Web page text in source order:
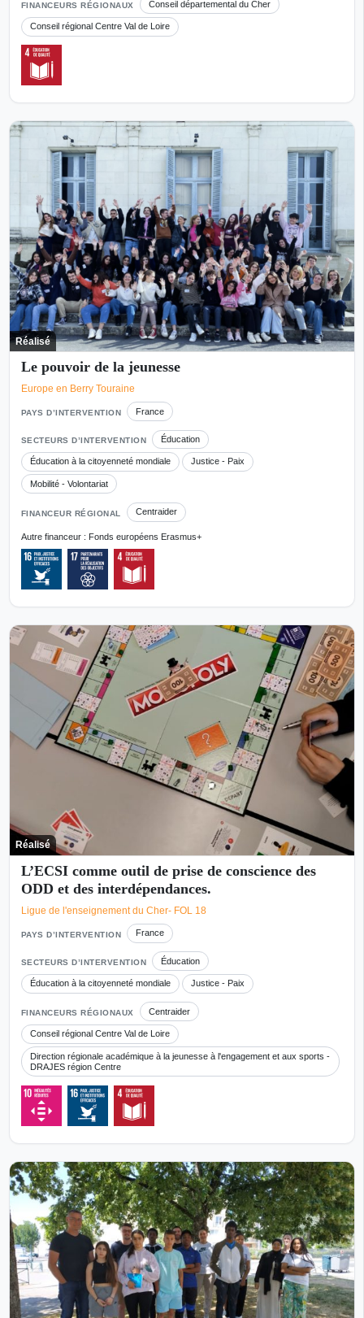
FINANCEURS RÉGIONAUX Conseil départemental du Cher
Conseil régional Centre Val de Loire
Réalisé
Le pouvoir de la jeunesse
Europe en Berry Touraine
PAYS D’INTERVENTION France
SECTEURS D’INTERVENTION Éducation
Éducation à la citoyenneté mondiale Justice - Paix
Mobilité - Volontariat
FINANCEUR RÉGIONAL Centraider
Autre financeur : Fonds européens Erasmus+
Réalisé
L’ECSI comme outil de prise de conscience des
ODD et des interdépendances.
Ligue de l'enseignement du Cher- FOL 18
PAYS D’INTERVENTION France
SECTEURS D’INTERVENTION Éducation
Éducation à la citoyenneté mondiale Justice - Paix
FINANCEURS RÉGIONAUX Centraider
Conseil régional Centre Val de Loire
Direction régionale académique à la jeunesse à l'engagement et aux sports -
DRAJES région Centre